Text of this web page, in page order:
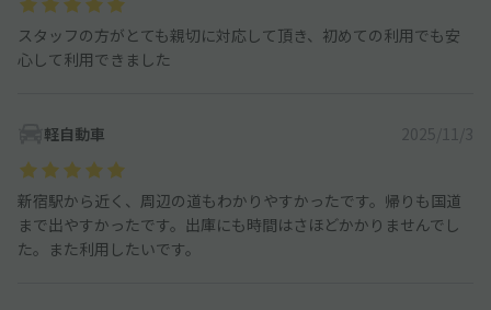
スタッフの方がとても親切に対応して頂き、初めての利用でも安
心して利用できました
軽自動車 2025/11/3
新宿駅から近く、周辺の道もわかりやすかったです。帰りも国道
まで出やすかったです。出庫にも時間はさほどかかりませんでし
た。また利用したいです。